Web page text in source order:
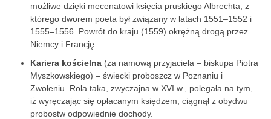
możliwe dzięki mecenatowi księcia pruskiego Albrechta, z
którego dworem poeta był związany w latach 1551–1552 i
1555–1556. Powrót do kraju (1559) okrężną drogą przez
Niemcy i Francję.
Kariera kościelna (za namową przyjaciela – biskupa Piotra
Myszkowskiego) – świecki proboszcz w Poznaniu i
Zwoleniu. Rola taka, zwyczajna w XVI w., polegała na tym,
iż wyręczając się opłacanym księdzem, ciągnął z obydwu
probostw odpowiednie dochody.